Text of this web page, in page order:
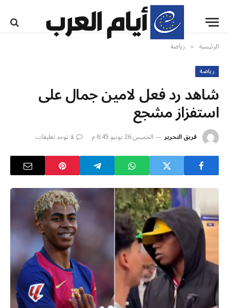
الرئيسية » رياضة
رياضة
شاهد رد فعل لامين جمال على
استفزاز مشجع
فريق التحرير الخميس 26 يونيو 6:45 م لا توجد تعليقات